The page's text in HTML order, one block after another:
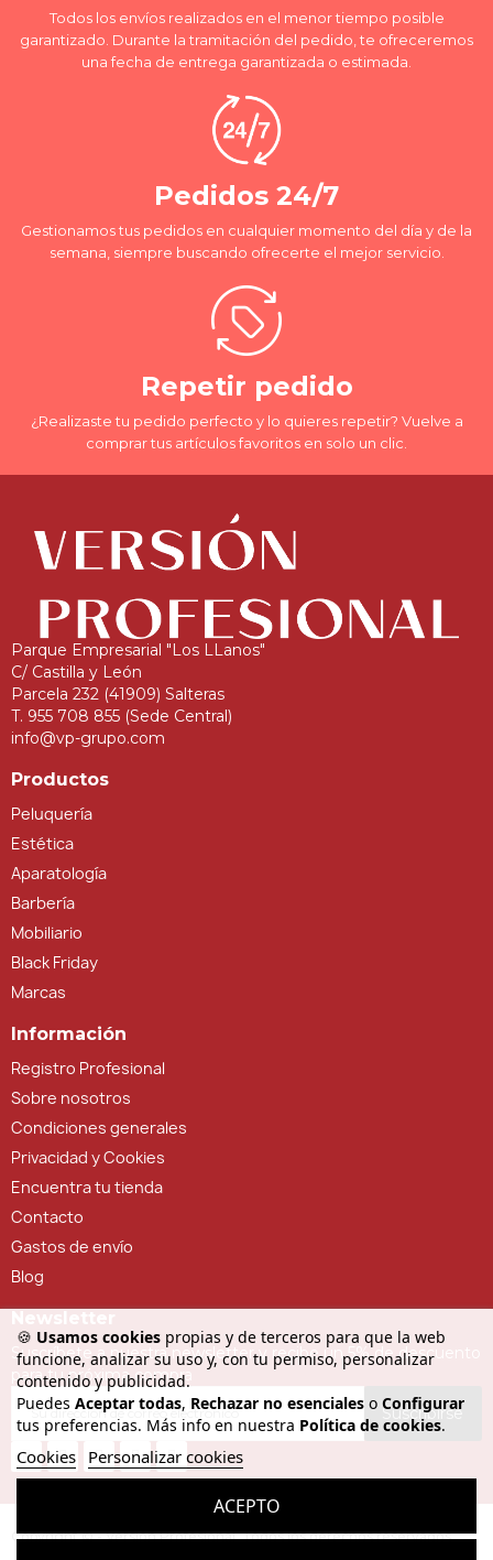
🍪 Usamos cookies propias y de terceros para que la web
funcione, analizar su uso y, con tu permiso, personalizar
contenido y publicidad.
Puedes Aceptar todas, Rechazar no esenciales o Configurar
tus preferencias. Más info en nuestra Política de cookies.
Cookies Personalizar cookies
ACEPTO
Todos los envíos realizados en el menor tiempo posible
garantizado. Durante la tramitación del pedido, te ofreceremos
una fecha de entrega garantizada o estimada.
Pedidos 24/7
Gestionamos tus pedidos en cualquier momento del día y de la
semana, siempre buscando ofrecerte el mejor servicio.
Repetir pedido
¿Realizaste tu pedido perfecto y lo quieres repetir? Vuelve a
comprar tus artículos favoritos en solo un clic.
Parque Empresarial "Los LLanos"
C/ Castilla y León
Parcela 232 (41909) Salteras
T. 955 708 855 (Sede Central)
info@vp-grupo.com
Productos
Peluquería
Estética
Aparatología
Barbería
Mobiliario
Black Friday
Marcas
Información
Registro Profesional
Sobre nosotros
Condiciones generales
Privacidad y Cookies
Encuentra tu tienda
Contacto
Gastos de envío
Blog
Suscríbete a nuestra newsletter y recibe un 5% de descuento
para tu próxima compra
Suscribirse
Copyright © - Versión Profesional. Todos los derechos reservados